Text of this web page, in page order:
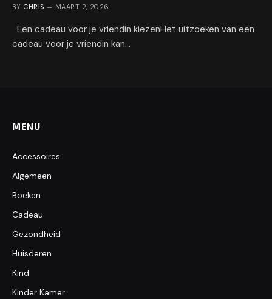
BY CHRIS MAART 2, 2026
Een cadeau voor je vriendin kiezenHet uitzoeken van een
cadeau voor je vriendin kan…
MENU
Accessoires
Algemeen
Boeken
Cadeau
Gezondheid
Huisderen
Kind
Kinder Kamer